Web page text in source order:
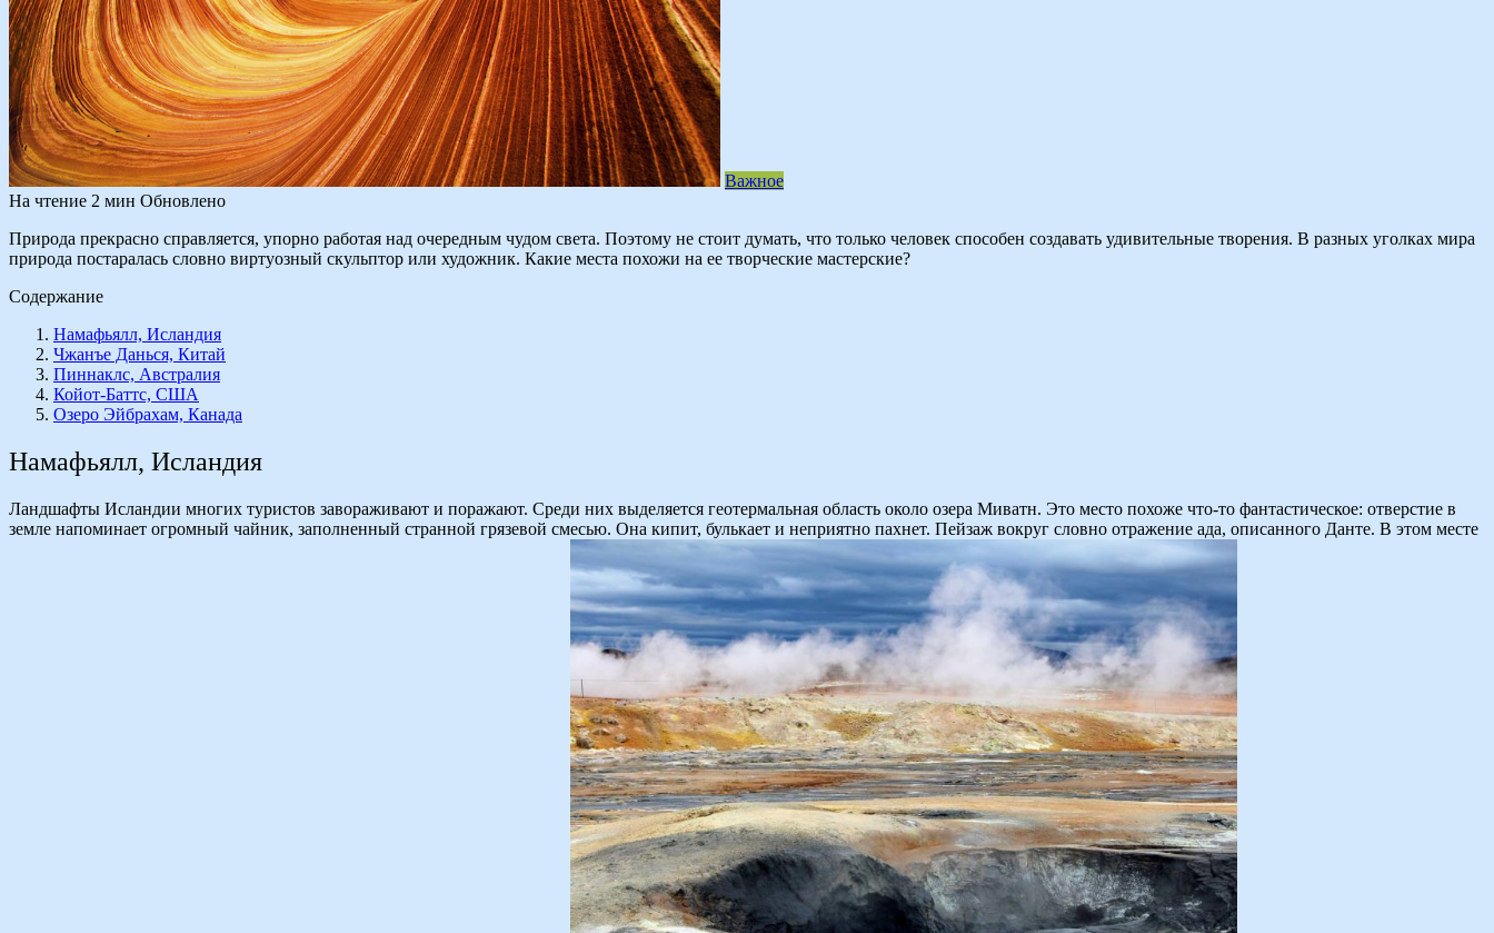
Важное
На чтение 2 мин Обновлено
Природа прекрасно справляется, упорно работая над очередным чудом света. Поэтому не стоит думать, что только человек способен создавать удивительные творения. В разных уголках мира
природа постаралась словно виртуозный скульптор или художник. Какие места похожи на ее творческие мастерские?
Содержание
Намафьялл, Исландия
Чжанъе Данься, Китай
Пиннаклс, Австралия
Койот-Баттс, США
Озеро Эйбрахам, Канада
Намафьялл, Исландия
Ландшафты Исландии многих туристов завораживают и поражают. Среди них выделяется геотермальная область около озера Миватн. Это место похоже что-то фантастическое: отверстие в
земле напоминает огромный чайник, заполненный странной грязевой смесью. Она кипит, булькает и неприятно пахнет. Пейзаж вокруг словно отражение ада, описанного Данте. В этом месте